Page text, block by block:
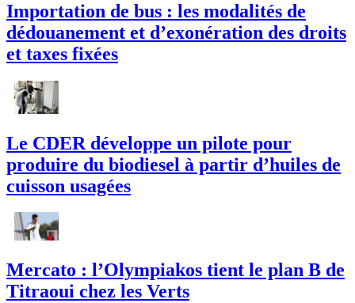
Importation de bus : les modalités de
dédouanement et d’exonération des droits
et taxes fixées
Le CDER développe un pilote pour
produire du biodiesel à partir d’huiles de
cuisson usagées
Mercato : l’Olympiakos tient le plan B de
Titraoui chez les Verts